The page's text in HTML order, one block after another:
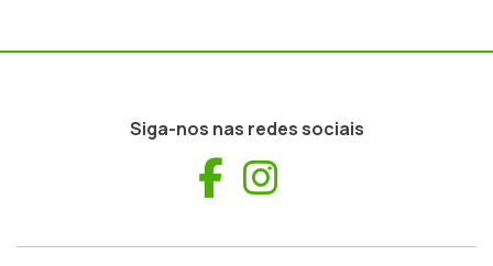
Siga-nos nas redes sociais
Facebook